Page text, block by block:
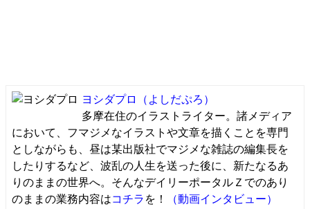
ヨシダプロ
（よしだぷろ）
多摩在住のイラストライター。諸メディア
において、フマジメなイラストや文章を描くことを専門
としながらも、昼は某出版社でマジメな雑誌の編集長を
したりするなど、波乱の人生を送った後に、新たなるあ
りのままの世界へ。そんなデイリーポータルＺでのあり
のままの業務内容はコチラ を！
（動画インタビュー）